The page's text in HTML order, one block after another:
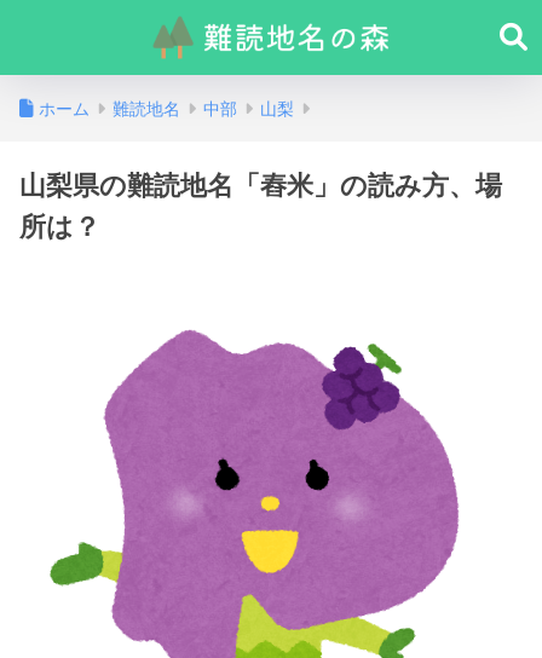
ホーム 難読地名 中部 山梨
山梨県の難読地名「舂米」の読み方、場
所は？